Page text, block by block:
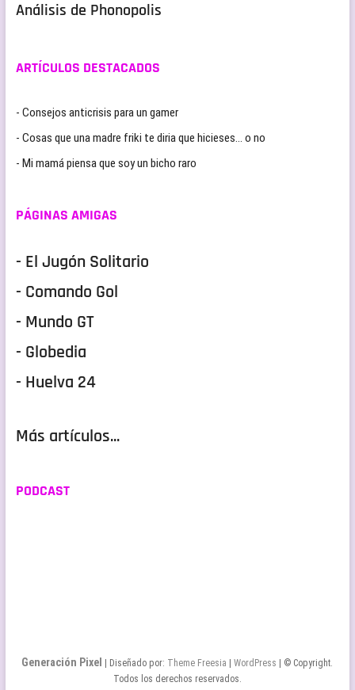
Análisis de Phonopolis
ARTÍCULOS DESTACADOS
- Consejos anticrisis para un gamer
- Cosas que una madre friki te diria que hicieses… o no
- Mi mamá piensa que soy un bicho raro
PÁGINAS AMIGAS
- El Jugón Solitario
- Comando Gol
- Mundo GT
- Globedia
- Huelva 24
Más artículos...
PODCAST
Generación Pixel | Diseñado por: Theme Freesia |WordPress
| © Copyright.
Todos los derechos reservados.